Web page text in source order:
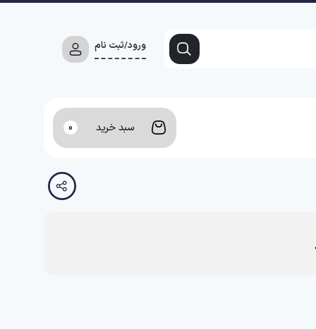
ورود/ثبت نام
سبد خرید 0